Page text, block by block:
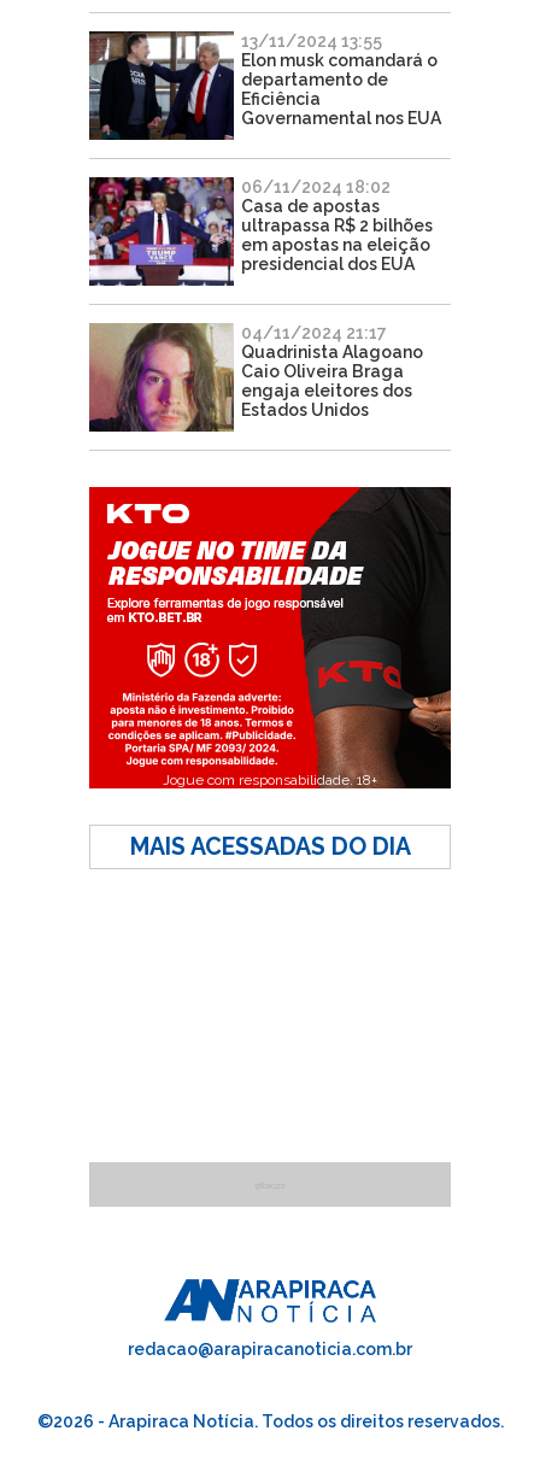
13/11/2024 13:55
Elon musk comandará o
departamento de
Eficiência
Governamental nos EUA
06/11/2024 18:02
Casa de apostas
ultrapassa R$ 2 bilhões
em apostas na eleição
presidencial dos EUA
04/11/2024 21:17
Quadrinista Alagoano
Caio Oliveira Braga
engaja eleitores dos
Estados Unidos
Jogue com responsabilidade. 18+
MAIS ACESSADAS DO DIA
redacao@arapiracanoticia.com.br
©2026 - Arapiraca Notícia. Todos os direitos reservados.